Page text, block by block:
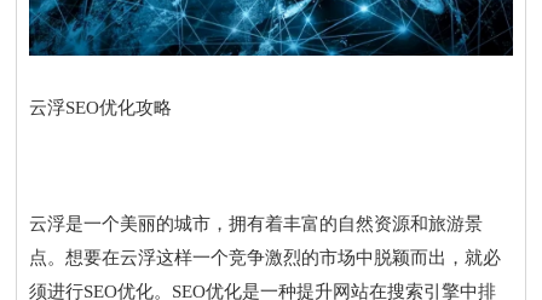
云浮SEO优化攻略
云浮是一个美丽的城市，拥有着丰富的自然资源和旅游景
点。想要在云浮这样一个竞争激烈的市场中脱颖而出，就必
须进行SEO优化。SEO优化是一种提升网站在搜索引擎中排